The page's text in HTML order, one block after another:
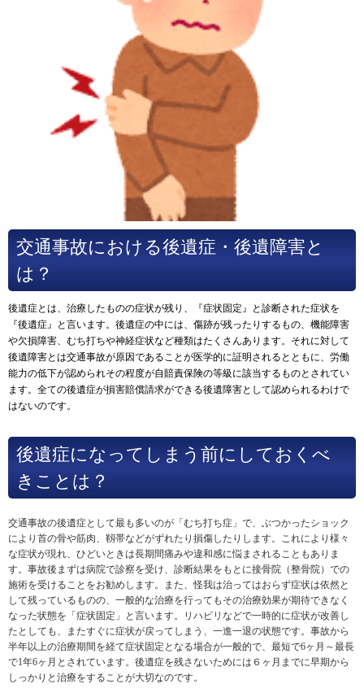
交通事故における後遺症・後遺障害と
は？
後遺症とは、治療したものの症状が残り、『症状固定』と診断された症状を
『後遺症』と言います。後遺症の中には、傷跡が残ったりするもの、機能障害
や欠損障害、むち打ちや神経症状など種類はたくさんあります。それに対して
後遺障害とは交通事故が原因であることが医学的に証明されるとともに、労働
能力の低下が認められその程度が自賠責保険の等級に該当するものとされてい
ます。全ての後遺症が損害賠償請求ができる後遺障害として認められるわけで
はないのです。
後遺症になってしまう前にしておくべ
きことは？
交通事故の後遺症として最も多いのが「むち打ち症」で、ぶつかったショック
により首の骨や筋肉、靱帯などがずれたり損傷したりします。これにより様々
な症状が現れ、ひどいときは長期間痛みや違和感に悩まされることもありま
す。事故後まずは病院で診察を受け、診断結果をもとに接骨院（整骨院）での
施術を受けることをお勧めします。また、怪我は治ってはおらず症状は依然と
して残っているものの、一般的な治療を行ってもその治療効果が期待できなく
なった状態を「症状固定」と言います。リハビリなどで一時的に症状が改善し
たとしても、またすぐに症状が戻ってしまう、一進一退の状態です。事故から
半年以上の治療期間を経て症状固定となる場合が一般的で、最短で6ヶ月～最長
で1年6ヶ月とされています。後遺症を残さないためには６ヶ月までに早期から
しっかりと治療をすることが大切なのです。